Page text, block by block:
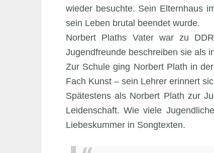
wieder besuchte. Sein Elternhaus
sein Leben brutal beendet wurde.
Norbert Plaths Vater war zu
Jugendfreunde beschreiben sie als
Zur Schule ging Norbert Plath in
Fach Kunst – sein Lehrer erinnert
Spätestens als Norbert Plath zur
Leidenschaft. Wie viele
Liebeskummer in Songtexten.